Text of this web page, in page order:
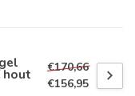
hout
€170,66
€156,95